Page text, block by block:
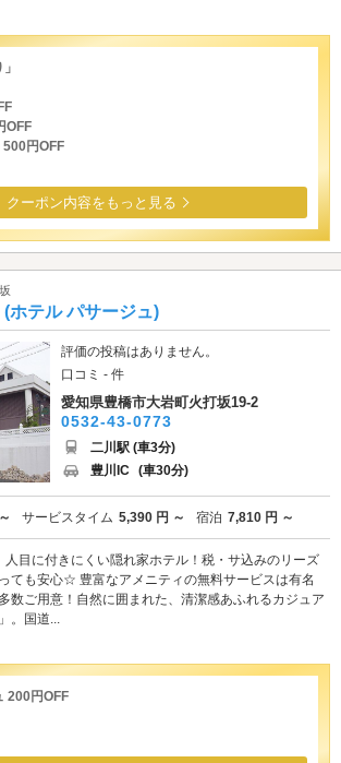
OFF
500円OFF
クーポン内容をもっと見る
ホテル パサージュ)
評価の投稿はありません。
口コミ - 件
愛知県豊橋市大岩町火打坂19-2
0532-43-0773
二川駅 (車3分)
豊川IC (車30分)
サービスタイム 5,390 円 ～ 宿泊 7,810 円 ～
人目に付きにくい隠れ家ホテル！税・サ込みのリーズ
ても安心☆ 豊富なアメニティの無料サービスは有名
数ご用意！自然に囲まれた、清潔感あふれるカジュア
。国道...
200円OFF